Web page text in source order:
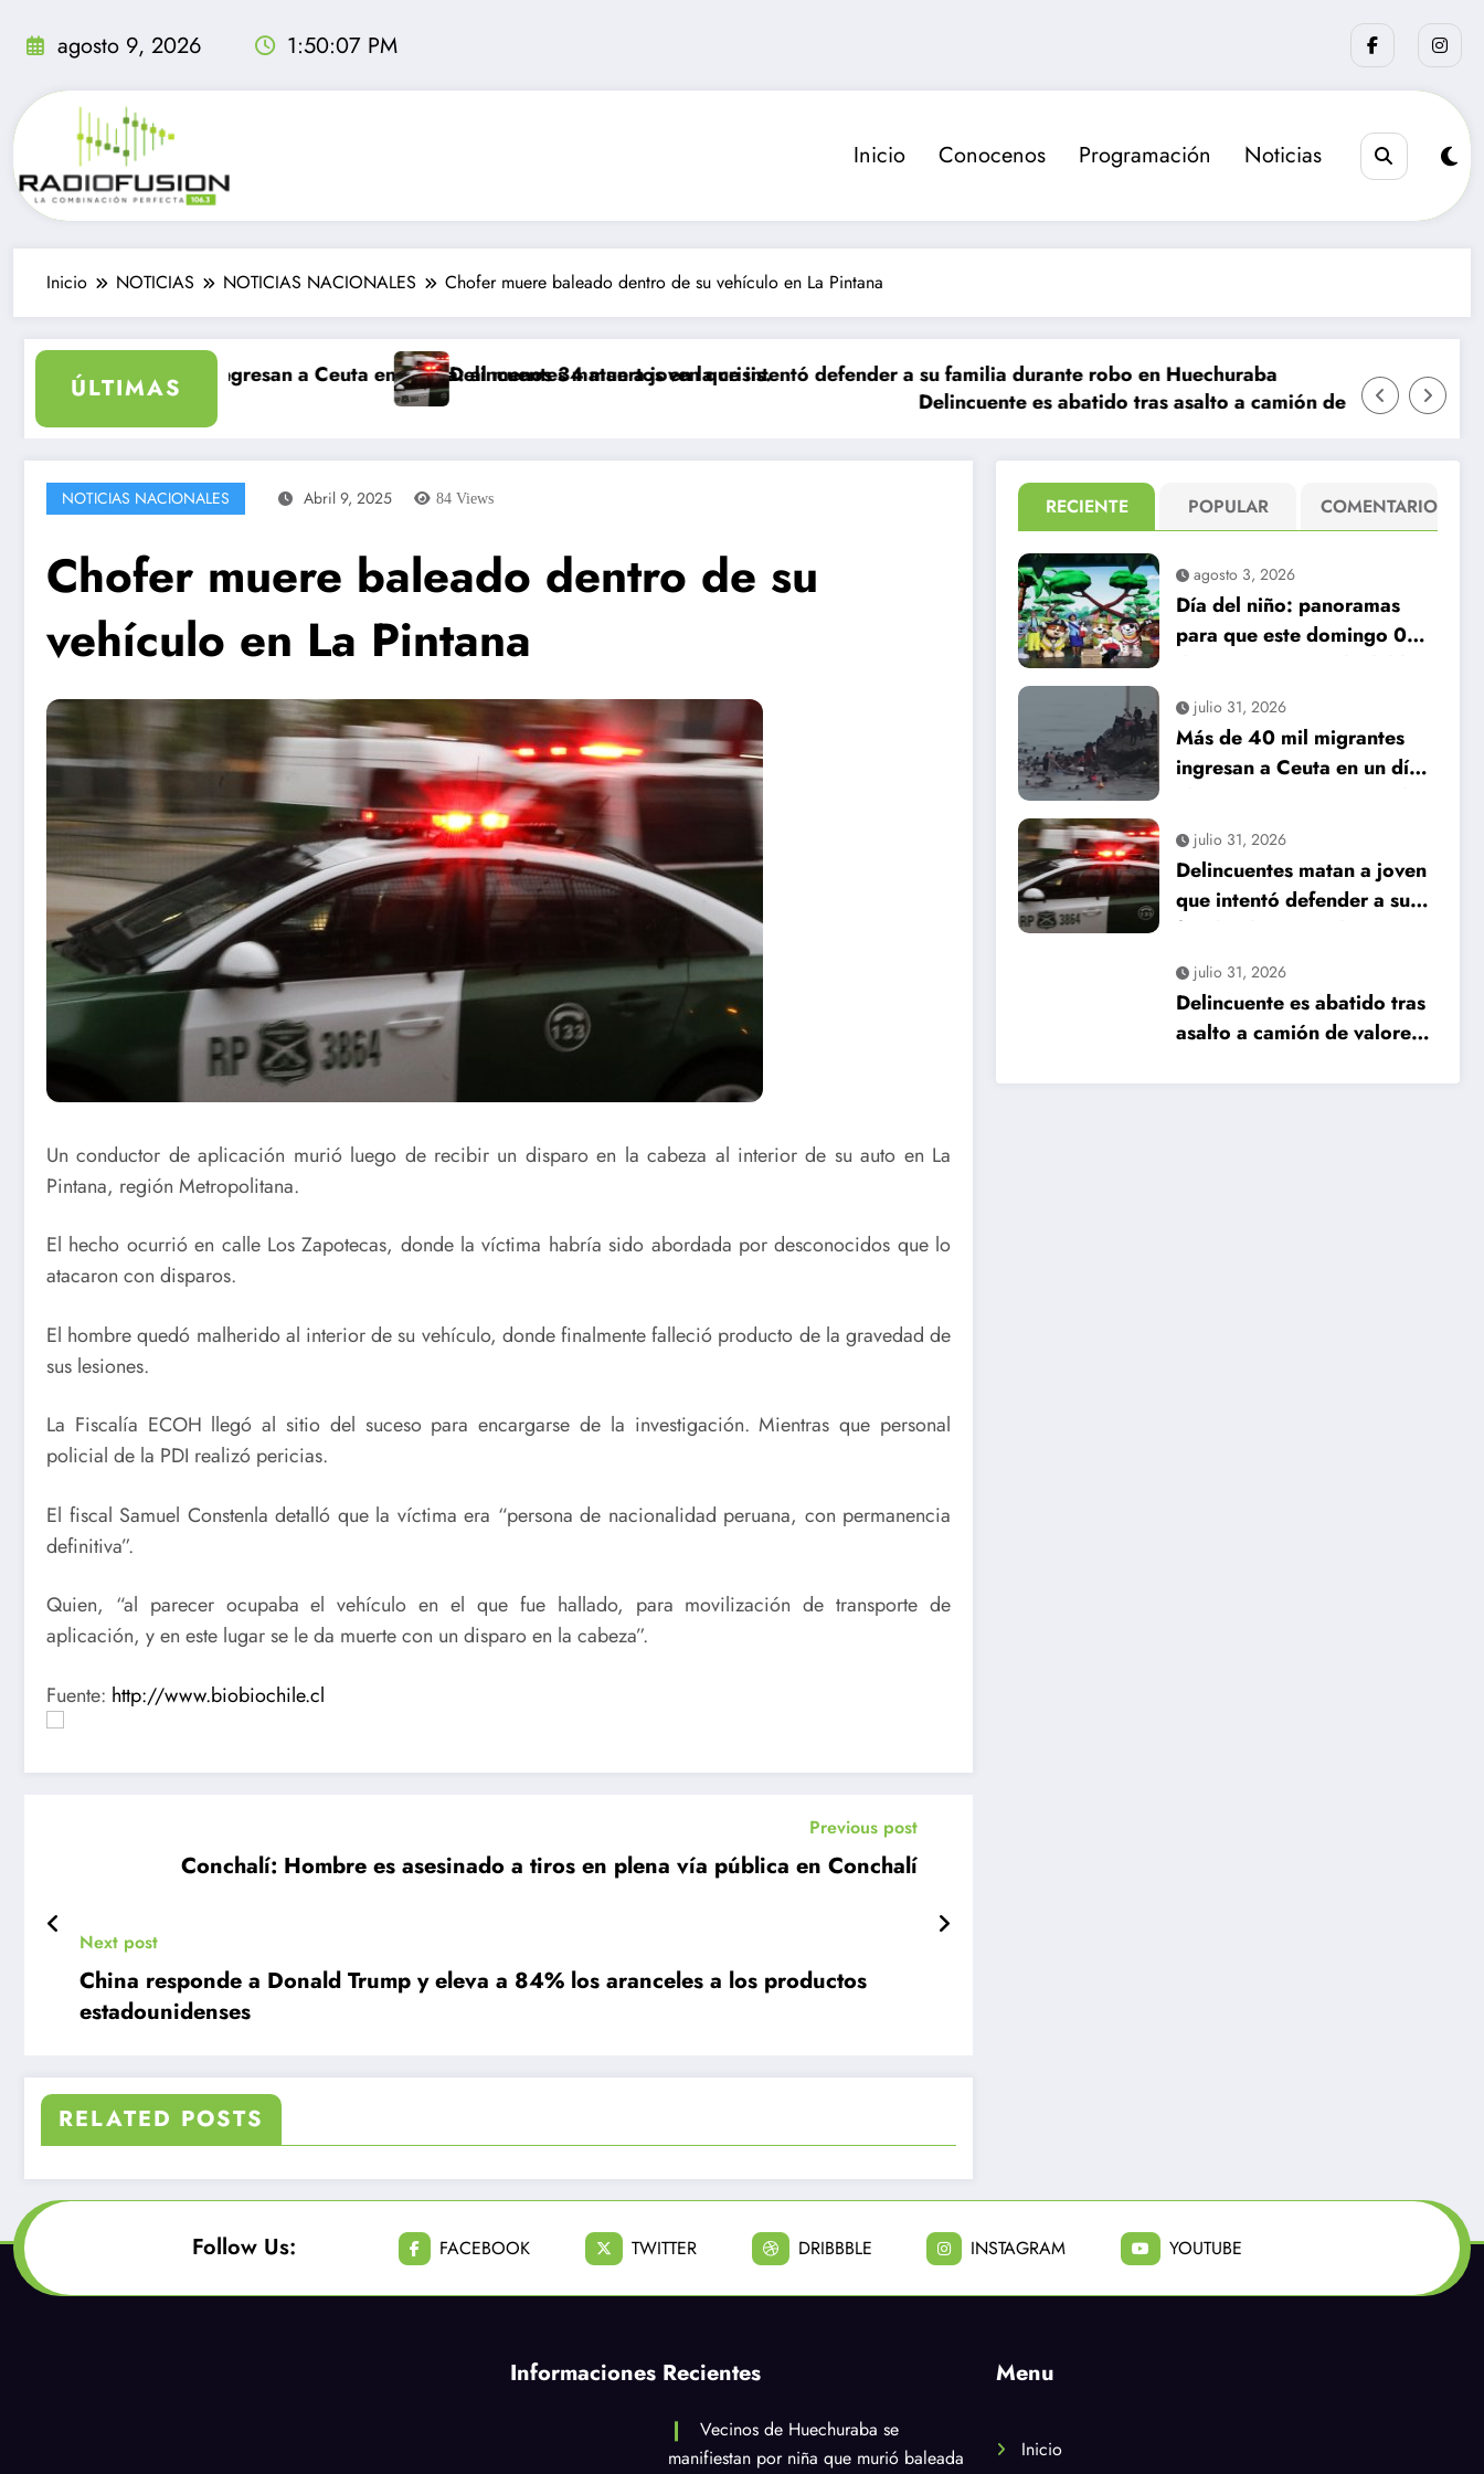
agosto 9, 2026 1:50:07 PM
Inicio Conocenos Programación Noticias
Inicio NOTICIAS NOTICIAS NACIONALES Chofer muere baleado dentro de su vehículo en La Pintana
ÚLTIMAS
inolvidable
migrantes ingresan a Ceuta en un día: al menos 34 muertos en la crisis.Delincuentes matan a joven que intentó defender a su familia durante robo en Huechuraba
Delincuente es abatido tras asalto a camión de valores en Santiago
La sanción que
NOTICIAS NACIONALES Abril 9, 2025 84 Views
Chofer muere baleado dentro de su
vehículo en La Pintana
Un conductor de aplicación murió luego de recibir un disparo en la cabeza al interior de su auto en La
Pintana, región Metropolitana.
El hecho ocurrió en calle Los Zapotecas, donde la víctima habría sido abordada por desconocidos que lo
atacaron con disparos.
El hombre quedó malherido al interior de su vehículo, donde finalmente falleció producto de la gravedad de
sus lesiones.
La Fiscalía ECOH llegó al sitio del suceso para encargarse de la investigación. Mientras que personal
policial de la PDI realizó pericias.
El fiscal Samuel Constenla detalló que la víctima era “persona de nacionalidad peruana, con permanencia
definitiva”.
Quien, “al parecer ocupaba el vehículo en el que fue hallado, para movilización de transporte de
aplicación, y en este lugar se le da muerte con un disparo en la cabeza”.
Fuente: http://www.biobiochile.cl
Previous post
Conchalí: Hombre es asesinado a tiros en plena vía pública en Conchalí
Next post
China responde a Donald Trump y eleva a 84% los aranceles a los productos
estadounidenses
RELATED POSTS
RECIENTE POPULAR COMENTARIO
agosto 3, 2026
Día del niño: panoramas
para que este domingo 09
julio 31, 2026
Más de 40 mil migrantes
ingresan a Ceuta en un día:
crisis.
julio 31, 2026
Delincuentes matan a joven
que intentó defender a su
familia durante robo en
Huechuraba
julio 31, 2026
Delincuente es abatido tras
asalto a camión de valores
Follow Us: FACEBOOK TWITTER DRIBBBLE INSTAGRAM YOUTUBE
Informaciones Recientes
Vecinos de Huechuraba se
manifiestan por niña que murió baleada
Menu
Inicio